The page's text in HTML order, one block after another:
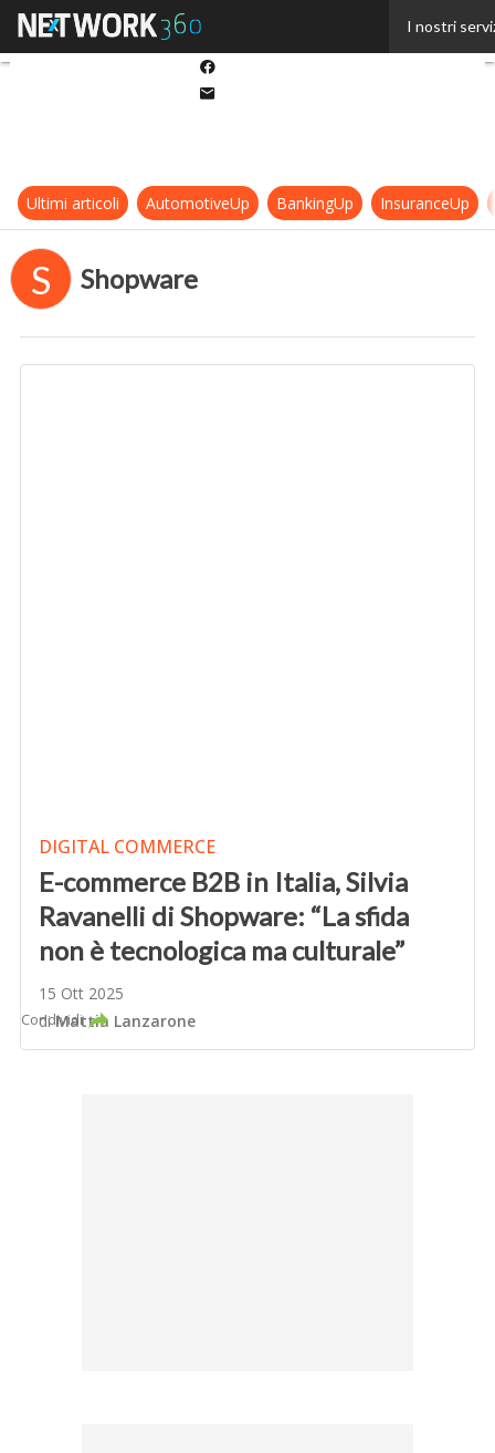
I nostri
Ultimi articoli AutomotiveUp BankingUp InsuranceUp
S Shopware
DIGITAL COMMERCE
E-commerce B2B in Italia, Silvia
Ravanelli di Shopware: “La sfida
non è tecnologica ma culturale”
15 Ott 2025
diMattia Lanzarone
Condividi